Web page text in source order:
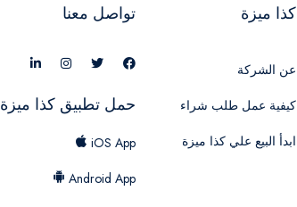
كذا ميزة
عن الشركة
كيفية عمل طلب شراء
ابدأ البيع علي كذا ميزة
تواصل معنا
حمل تطبيق كذا ميزة
iOS App
Android App